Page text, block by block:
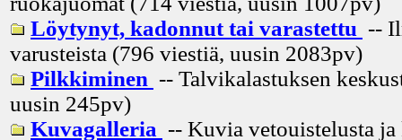
Löytynyt, kadonnut tai varastettu --
varusteista (796 viestiä, uusin 2083pv)
Pilkkiminen -- Talvikalastuksen
uusin 245pv)
Kuvagalleria -- Kuvia vetouistelusta